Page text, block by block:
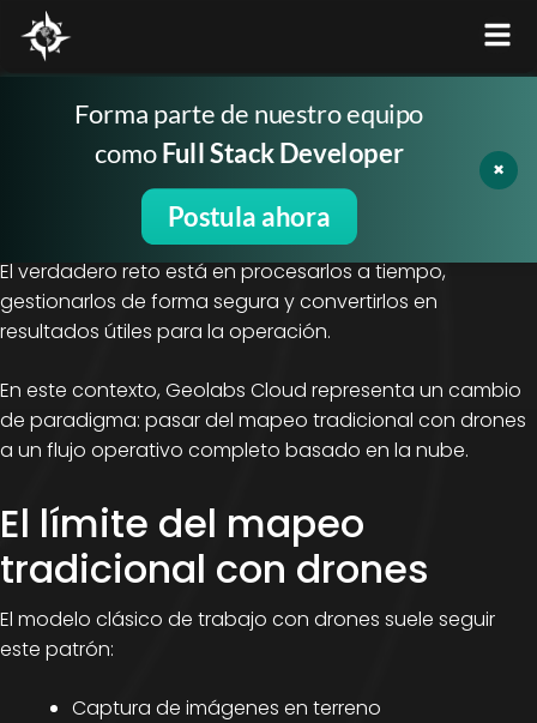
Forma parte de nuestro equipo
comoFull Stack Developer
Postula ahora
×
Durante los últimos años, el uso de drones para
levantamientos topográficos, control de obra y
monitoreo de operaciones se ha masificado en sectores
como minería, construcción y energía. Hoy, capturar
datos ya no es el desafío principal.
El verdadero reto está en procesarlos a tiempo,
gestionarlos de forma segura y convertirlos en
resultados útiles para la operación.
En este contexto, Geolabs Cloud representa un cambio
de paradigma: pasar del mapeo tradicional con drones
a un flujo operativo completo basado en la nube.
El límite del mapeo
tradicional con drones
El modelo clásico de trabajo con drones suele seguir
este patrón:
Captura de imágenes en terreno